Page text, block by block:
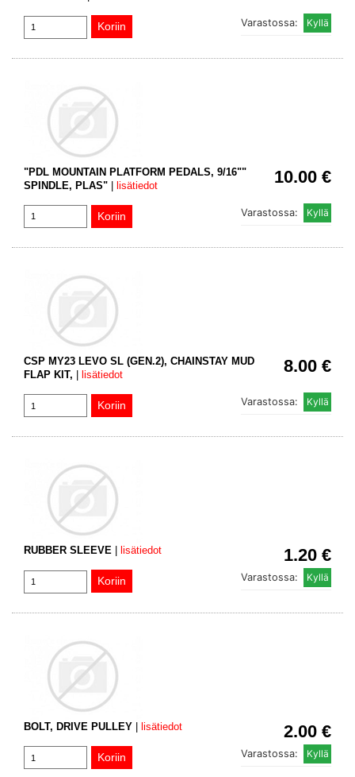
Varastossa:
10.00 €
"PDL MOUNTAIN PLATFORM PEDALS, 9/16""
SPINDLE, PLAS" | lisätiedot
Varastossa:
8.00 €
CSP MY23 LEVO SL (GEN.2), CHAINSTAY MUD
FLAP KIT,
lisätiedot
Varastossa:
1.20 €
RUBBER SLEEVE lisätiedot
Varastossa:
2.00 €
BOLT, DRIVE PULLEY | lisätiedot
Varastossa: